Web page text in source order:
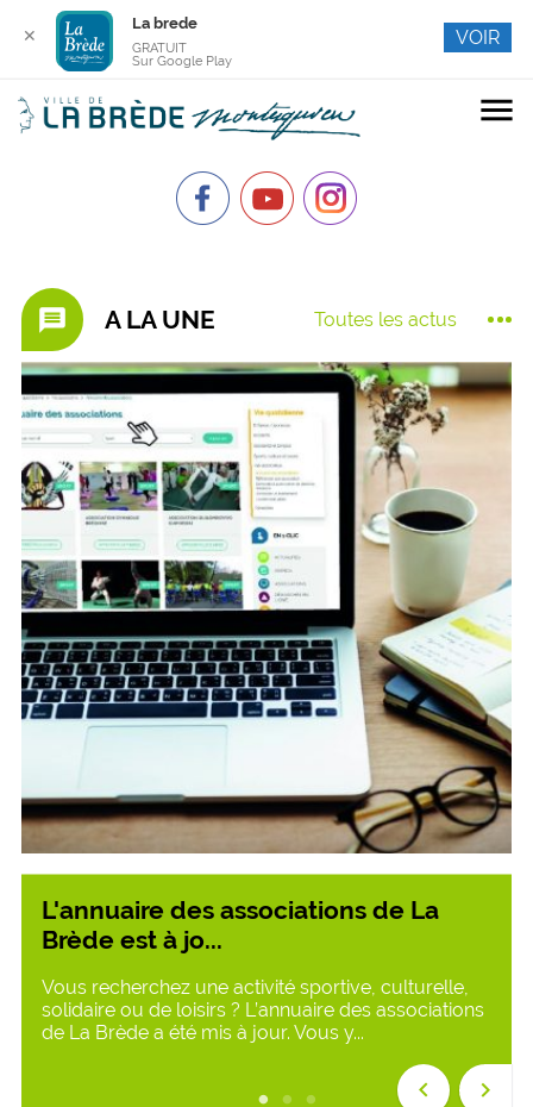
menu
message A LA UNE Toutes les actus
L'annuaire des associations de La
Brède est à jo...
Vous recherchez une activité sportive, culturelle,
solidaire ou de loisirs ? L’annuaire des associations
de La Brède a été mis à jour. Vous y...
keyboard_arrow_left keyboard_arrow_right
✕
La brede
GRATUIT
Sur Google Play
VOIR